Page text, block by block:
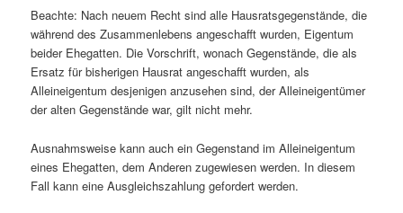
Beachte: Nach neuem Recht sind alle Hausratsgegenstände, die
während des Zusammenlebens angeschafft wurden, Eigentum
beider Ehegatten. Die Vorschrift, wonach Gegenstände, die als
Ersatz für bisherigen Hausrat angeschafft wurden, als
Alleineigentum desjenigen anzusehen sind, der Alleineigentümer
der alten Gegenstände war, gilt nicht mehr.
Ausnahmsweise kann auch ein Gegenstand im Alleineigentum
eines Ehegatten, dem Anderen zugewiesen werden. In diesem
Fall kann eine Ausgleichszahlung gefordert werden.